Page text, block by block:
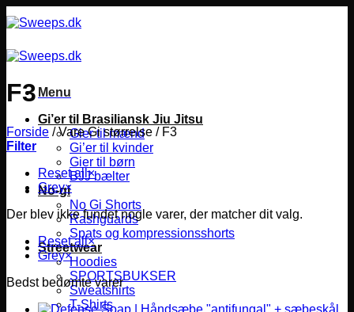
til
Menu
Gi’er til Brasiliansk Jiu Jitsu
Gier til mænd
Gi’er til kvinder
Gier til børn
BJJ bælter
No-gi
No Gi Shorts
Rashguards
Spats og kompressionsshorts
Streetwear
Hoodies
SPORTSBUKSER
Sweatshirts
T-Shirts
F3
Forside /Vare Gi størrelse /F3
Filter
Reset all×
Grey×
Der blev ikke fundet nogle varer, der matcher dit valg.
Reset all×
Grey×
Bedst bedømte varer